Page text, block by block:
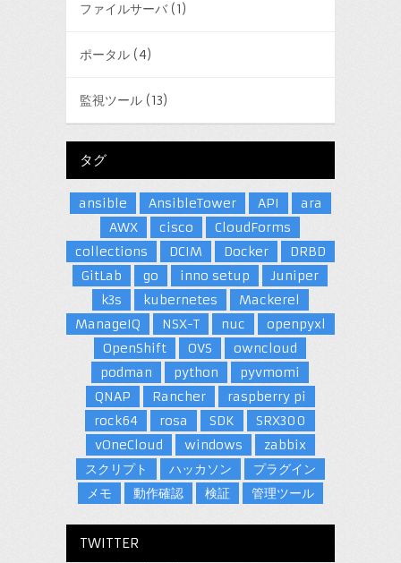
ファイルサーバ(1)
ポータル(4)
監視ツール(13)
タグ
ansible AnsibleTower API
ara
AWX
cisco
CloudForms
collections
DCIM Docker
DRBD
GitLab
go inno setup
Juniper
k3s
kubernetes
Mackerel
ManageIQ
NSX-T nuc
openpyxl
OpenShift
OVS
owncloud
podman
python
pyvmomi
QNAP
Rancher
raspberry pi
rock64
rosa SDK
SRX300
vOneCloud
windows
zabbix
スクリプト
ハッカソン
プラグイン
メモ
動作確認 検証 管理ツール
TWITTER